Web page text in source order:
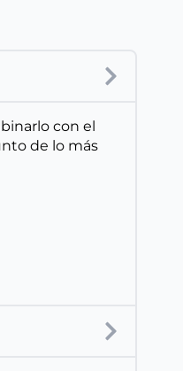
con el
de lo más